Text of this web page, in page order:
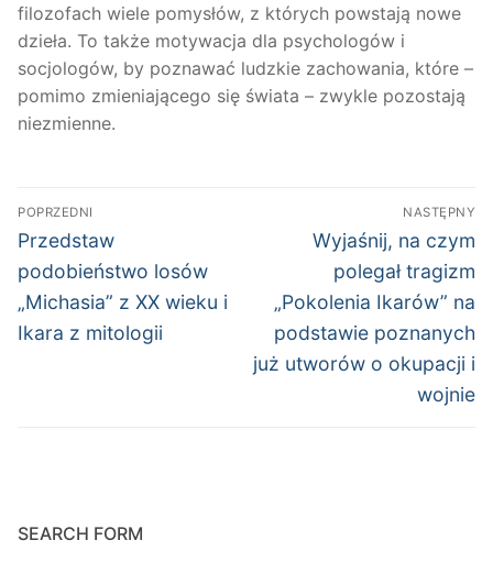
filozofach wiele pomysłów, z których powstają nowe
dzieła. To także motywacja dla psychologów i
socjologów, by poznawać ludzkie zachowania, które –
pomimo zmieniającego się świata – zwykle pozostają
niezmienne.
Nawigacja
wpisu
POPRZEDNI
Poprzedni
wpis:
Przedstaw
podobieństwo losów
„Michasia” z XX wieku i
Ikara z mitologii
NASTĘPNY
Następny
wpis:
Wyjaśnij, na czym
polegał tragizm
„Pokolenia Ikarów” na
podstawie poznanych
już utworów o okupacji i
wojnie
SEARCH FORM